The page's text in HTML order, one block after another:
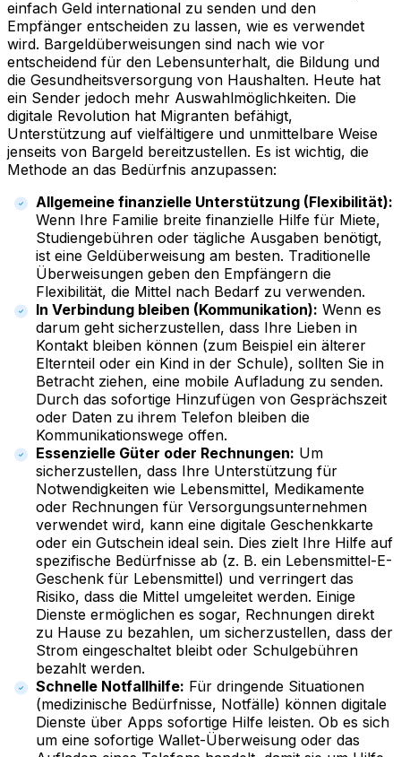
einfach Geld international zu senden und den
Empfänger entscheiden zu lassen, wie es verwendet
wird. Bargeldüberweisungen sind nach wie vor
entscheidend für den Lebensunterhalt, die Bildung und
die Gesundheitsversorgung von Haushalten. Heute hat
ein Sender jedoch mehr Auswahlmöglichkeiten. Die
digitale Revolution hat Migranten befähigt,
Unterstützung auf vielfältigere und unmittelbare Weise
jenseits von Bargeld bereitzustellen. Es ist wichtig, die
Methode an das Bedürfnis anzupassen:
Allgemeine finanzielle Unterstützung (Flexibilität):
Wenn Ihre Familie breite finanzielle Hilfe für Miete,
Studiengebühren oder tägliche Ausgaben benötigt,
ist eine Geldüberweisung am besten. Traditionelle
Überweisungen geben den Empfängern die
Flexibilität, die Mittel nach Bedarf zu verwenden.
In Verbindung bleiben (Kommunikation): Wenn es
darum geht sicherzustellen, dass Ihre Lieben in
Kontakt bleiben können (zum Beispiel ein älterer
Elternteil oder ein Kind in der Schule), sollten Sie in
Betracht ziehen, eine mobile Aufladung zu senden.
Durch das sofortige Hinzufügen von Gesprächszeit
oder Daten zu ihrem Telefon bleiben die
Kommunikationswege offen.
Essenzielle Güter oder Rechnungen: Um
sicherzustellen, dass Ihre Unterstützung für
Notwendigkeiten wie Lebensmittel, Medikamente
oder Rechnungen für Versorgungsunternehmen
verwendet wird, kann eine digitale Geschenkkarte
oder ein Gutschein ideal sein. Dies zielt Ihre Hilfe auf
spezifische Bedürfnisse ab (z. B. ein Lebensmittel-E-
Geschenk für Lebensmittel) und verringert das
Risiko, dass die Mittel umgeleitet werden. Einige
Dienste ermöglichen es sogar, Rechnungen direkt
zu Hause zu bezahlen, um sicherzustellen, dass der
Strom eingeschaltet bleibt oder Schulgebühren
bezahlt werden.
Schnelle Notfallhilfe: Für dringende Situationen
(medizinische Bedürfnisse, Notfälle) können digitale
Dienste über Apps sofortige Hilfe leisten. Ob es sich
um eine sofortige Wallet-Überweisung oder das